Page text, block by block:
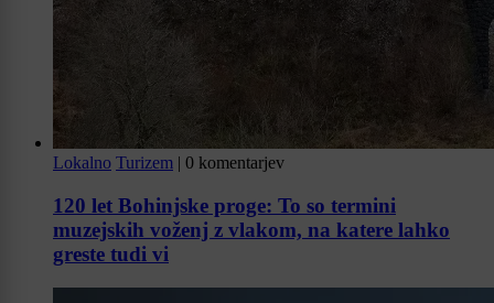
Lokalno Turizem | 0 komentarjev
120 let Bohinjske proge: To so termini
muzejskih voženj z vlakom, na katere lahko
greste tudi vi